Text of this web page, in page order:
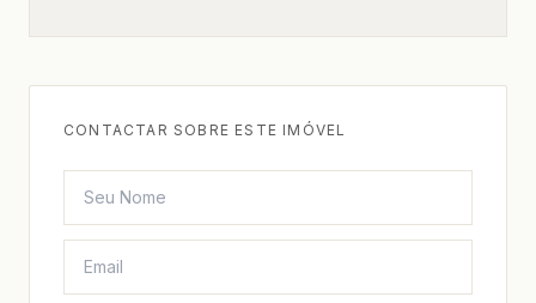
CONTACTAR SOBRE ESTE IMÓVEL